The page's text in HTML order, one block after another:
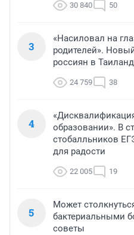
30 840 50
3
«Насиловал на
родителей».
россиян в
24 759 38
4
образовании». В
стобалльников
для радости
22 005 19
5
Может
бактериальными
советы